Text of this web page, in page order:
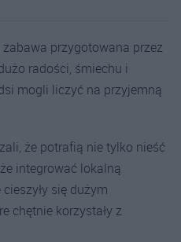
przygotowana przez
radości, śmiechu i
mogli liczyć na przyjemną
że potrafią nie tylko nieść
integrować lokalną
się dużym
chętnie korzystały z